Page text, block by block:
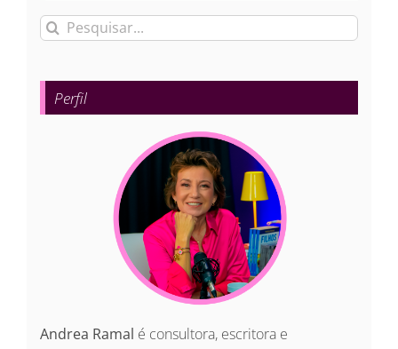
Buscar
para:
Perfil
Andrea Ramal é consultora, escritora e